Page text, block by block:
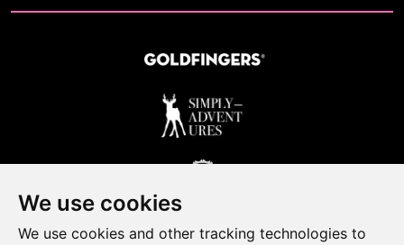
We use cookies
We use cookies and other tracking technologies to